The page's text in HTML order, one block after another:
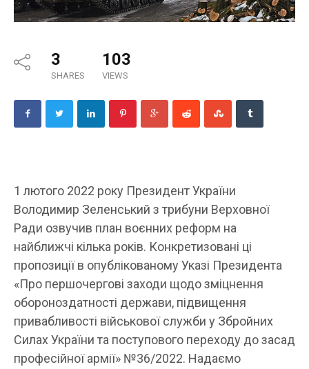
3
SHARES
103
VIEWS
1 лютого 2022 року Президент України
Володимир Зеленський з трибуни Верховної
Ради озвучив план воєнних реформ на
найближчі кілька років. Конкретизовані ці
пропозиції в опублікованому Указі Президента
«Про першочергові заходи щодо зміцнення
обороноздатності держави, підвищення
привабливості військової служби у Збройних
Силах України та поступового переходу до засад
професійної армії» №36/2022. Надаємо